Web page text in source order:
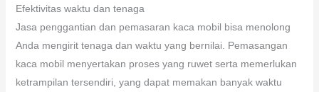
Efektivitas waktu dan tenaga
Jasa penggantian dan pemasaran kaca mobil bisa menolong
Anda mengirit tenaga dan waktu yang bernilai. Pemasangan
kaca mobil menyertakan proses yang ruwet serta memerlukan
ketrampilan tersendiri, yang dapat memakan banyak waktu